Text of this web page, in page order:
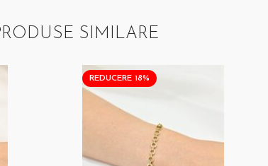
SIMILARE
REDUCERE 18%